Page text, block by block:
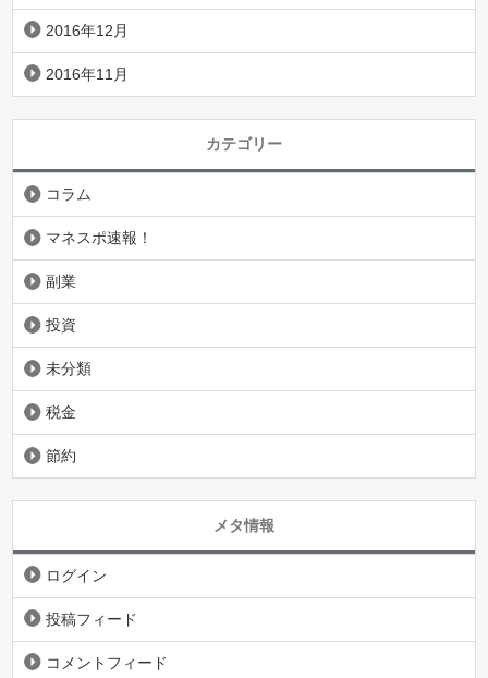
2016年12月
2016年11月
カテゴリー
コラム
マネスポ速報！
副業
投資
未分類
税金
節約
メタ情報
ログイン
投稿フィード
コメントフィード